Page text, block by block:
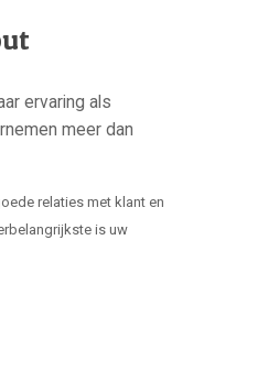
ervaring als
meer dan
relaties met klant en
is uw